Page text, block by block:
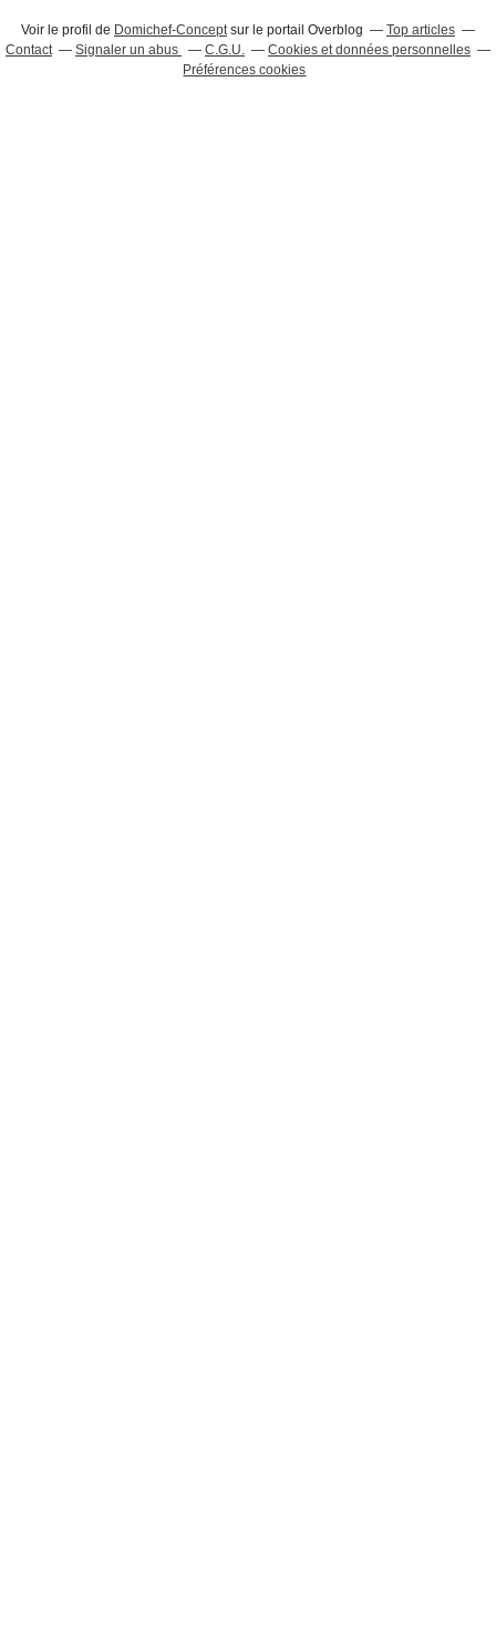
Voir le profil de Domichef-Conceptsur le portail Overblog
Top articles
Contact
Signaler un abus C.G.U.
Cookies et données personnelles
Préférences cookies